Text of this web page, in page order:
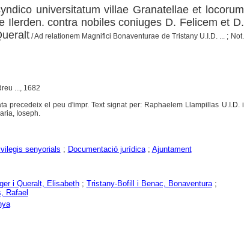
universitatum villae Granatellae et locorum
Ilerden. contra nobiles coniuges D. Felicem et D.
/ Ad relationem Magnifici Bonaventurae de Tristany U.I.D. ... ; Not.
..., 1682
precedeix el peu d'impr. Text signat per: Raphaelem Llampillas U.I.D. i
Ioseph.
senyorials ; Documentació jurídica; Ajuntament
i Queralt, Elisabeth; Tristany-Bofill i Benac, Bonaventura;
Rafael